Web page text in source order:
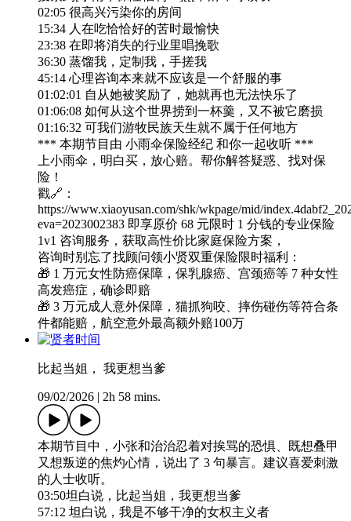
02:05 很高兴污染你的房间
15:34 人在吃恰恰好的苦时最愉快
23:38 在即将消失的行业里唱挽歌
36:30 蒸馏我，定制我，手搓我
45:14 心理咨询本来就不应该是一个舒服的事
01:02:01 自从她被奖励了，她就再也无法快乐了
01:06:08 如何从这个世界捞到一杯羹，又不被它磨损
01:16:32 可我们游牧民族天生就不属于任何地方
*** 本期节目由 小雨伞保险经纪 和你一起收听 ***
上小雨伞，明白买，放心赔。帮你解答疑惑、找对保
险！
戳🔗：
https://www.xiaoyusan.com/shk/wkpage/mid/
eva=2023002383 即享原价 68 元限时 1 分钱的专业保险
1v1 咨询服务，获取高性价比家庭保险方案，
咨询时别忘了找顾问领小贤双重保险限时福利：
🎁 1 万元女性防癌保障，保乳腺癌、宫颈癌等 7 种女性
高发癌症，确诊即赔
🎁 3 万元成人意外保障，猫抓狗咬、摔伤碰伤等符合条
件都能赔，航空意外最高额外赔100万
比起当姐， 我更想当爹
09/02/2026 2h 58 mins.
本期节目中，小张和治治忍着对挨骂的恐惧、既想叠甲
又想叛逆的焦灼心情，说出了 3 句暴言。建议喜爱刺激
的人士收听。
03:50坦白说，比起当姐，我更想当爹
57:12 坦白说，我是不够干净的女权主义者